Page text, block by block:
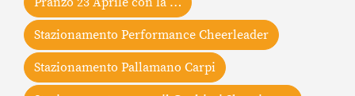
Stazionamento Performance Cheerleader
Stazionamento Pallamano Carpi